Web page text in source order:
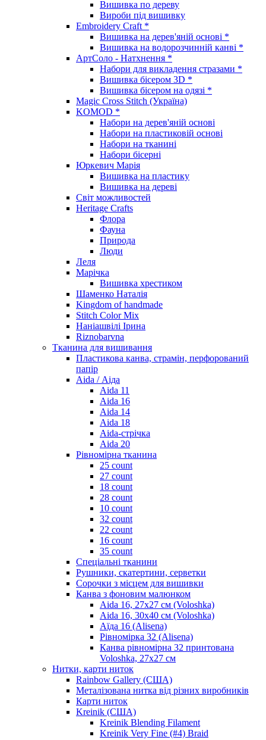
Вишивка по дереву
Вироби під вишивку
Embroidery Craft *
Вишивка на дерев'яній основі *
Вишивка на водорозчинній канві *
АртСоло - Натхнення *
Набори для викладення стразами *
Вишивка бісером 3D *
Вишивка бісером на одязі *
Magic Cross Stitch (Україна)
KOMOD *
Набори на дерев'яній основі
Набори на пластиковій основі
Набори на тканині
Набори бісерні
Юркевич Марія
Вишивка на пластику
Вишивка на дереві
Світ можливостей
Heritage Crafts
Флора
Фауна
Природа
Люди
Леля
Марічка
Вишивка хрестиком
Шаменко Наталія
Kingdom of handmade
Stitch Color Mix
Наніашвілі Ірина
Riznobarvna
Тканина для вишивання
Пластикова канва, страмін, перфорований
папір
Aida / Аіда
Aida 11
Aida 16
Aida 14
Aida 18
Aida-стрічка
Aida 20
Рівномірна тканина
25 count
27 count
18 count
28 count
10 count
32 count
22 count
16 count
35 count
Спеціальні тканини
Рушники, скатертини, серветки
Сорочки з місцем для вишивки
Канва з фоновим малюнком
Aida 16, 27х27 см (Voloshka)
Aida 16, 30х40 см (Voloshka)
Аїда 16 (Alisena)
Рівномірка 32 (Alisena)
Канва рівномірна 32 принтована
Voloshka, 27х27 см
Нитки, карти ниток
Rainbow Gallery (США)
Металізована нитка від різних виробників
Карти ниток
Kreinik (США)
Kreinik Blending Filament
Kreinik Very Fine (#4) Braid